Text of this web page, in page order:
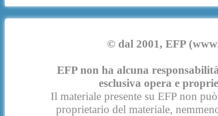
© dal 2001, EFP
EFP non ha alcuna
esclusiva opera e
Il materiale presente su EFP non
proprietario del materiale,